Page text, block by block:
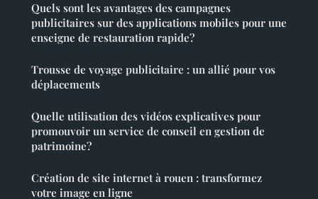
Quels sont les avantages des campagnes
publicitaires sur des applications mobiles pour une
enseigne de restauration rapide?
Trousse de voyage publicitaire : un allié pour vos
déplacements
Quelle utilisation des vidéos explicatives pour
promouvoir un service de conseil en gestion de
patrimoine?
Création de site internet à rouen : transformez
votre image en ligne